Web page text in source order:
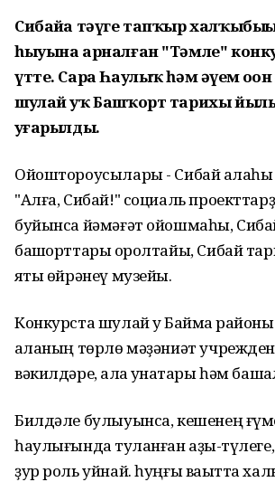
Сибайҙа тәүге тапҡыр
һыуына арналған "Тәмле"
үтте. Сара Һаулыҡ һәм әүҙем
шулай уҡ Башҡорт тарихы
уҙғарылды.
Ойоштороусылары - Сибай
"Алға, Сибай!" социаль
буйынса йәмәғәт ойошмаһы,
башҡорттары ҡоролтайы, Сибай
яҡты өйрәнеү музейы.
Конкурста шулай уҡ Баймаҡ
ҡаланың төрлө мәҙәниәт
вәкилдәре, ҡала ҡунаҡтары һәм
Билдәле булыуынса, кешенең
һаулығында туҡланған аҙыҡ-
ҙур роль уйнай. һуңғы ваҡытта